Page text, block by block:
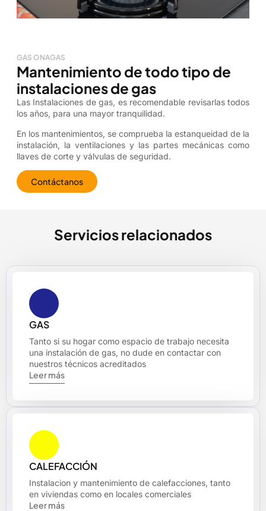
GAS ONAGAS
Mantenimiento de todo tipo de
instalaciones de gas
Las Instalaciones de gas, es recomendable revisarlas todos
los años, para una mayor tranquilidad.
En los mantenimientos, se comprueba la estanqueidad de la
instalación, la ventilaciones y las partes mecánicas como
llaves de corte y válvulas de seguridad.
Contáctanos
Servicios relacionados
GAS
Tanto si su hogar como espacio de trabajo necesita
una instalación de gas, no dude en contactar con
nuestros técnicos acreditados
Leer más
CALEFACCIÓN
Instalacion y mantenimiento de calefacciones, tanto
en viviendas como en locales comerciales
Leer más